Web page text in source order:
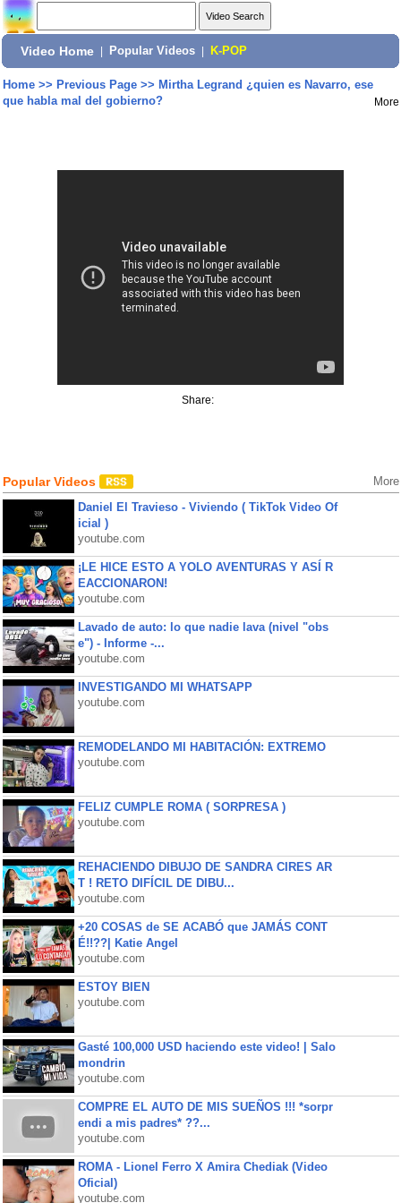
Video Home Popular Videos K-POP
Home>> Previous Page>> Mirtha Legrand ¿quien es Navarro, ese
que habla mal del gobierno?
More
Share:
Popular Videos More
Daniel El Travieso - Viviendo ( TikTok Video Of
icial )
youtube.com
¡LE HICE ESTO A YOLO AVENTURAS Y ASÍ R
EACCIONARON!
youtube.com
Lavado de auto: lo que nadie lava (nivel "obs
e") - Informe -...
youtube.com
INVESTIGANDO MI WHATSAPP
youtube.com
REMODELANDO MI HABITACIÓN: EXTREMO
youtube.com
FELIZ CUMPLE ROMA ( SORPRESA )
youtube.com
REHACIENDO DIBUJO DE SANDRA CIRES AR
T ! RETO DIFÍCIL DE DIBU...
youtube.com
+20 COSAS de SE ACABÓ que JAMÁS CONT
É!!??| Katie Angel
youtube.com
ESTOY BIEN
youtube.com
Gasté 100,000 USD haciendo este video! | Salo
mondrin
youtube.com
COMPRE EL AUTO DE MIS SUEÑOS !!! *sorpr
endi a mis padres* ??...
youtube.com
ROMA - Lionel Ferro X Amira Chediak (Video
Oficial)
youtube.com